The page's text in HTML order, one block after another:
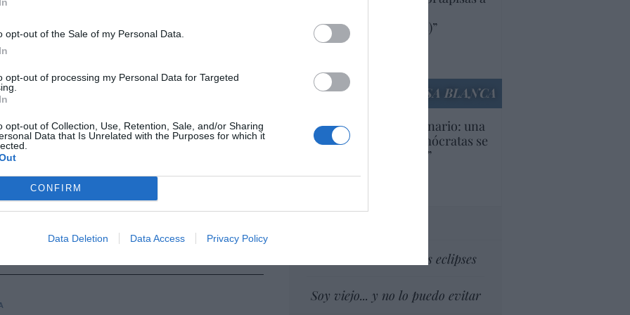
opt-out of the Sale of my Personal Data.
opt-out of processing my Personal Data for Targeted
opt-out of Collection, Use, Retention, Sale, and/or Sharing
Data that Is Unrelated with the Purposes for which it
CONFIRM
Data Deletion Data Access Privacy Policy
legales
americanas (y europeas)”
LA CASA BLANCA
EEUU. Inquietante escenario: una
tercera parte de los demócratas se
define como “socialista”
por Ignacio Aguirre
Dios es el señor de los eclipses
Soy viejo... y no lo puedo evitar